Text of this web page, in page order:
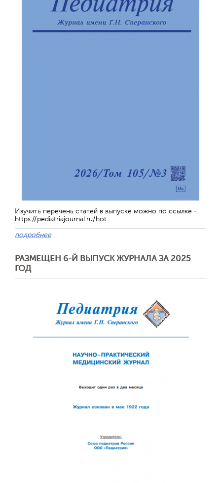
Изучить перечень статей в выпуске можно по ссылке -
https://pediatriajournal.ru/hot
подробнее
РАЗМЕЩЕН 6-Й ВЫПУСК ЖУРНАЛА ЗА 2025
ГОД